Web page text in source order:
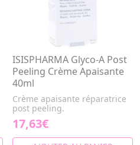
ISISPHARMA Glyco-A Post
Peeling Crème Apaisante
40ml
Crème apaisante réparatrice
post peeling.
17,63€